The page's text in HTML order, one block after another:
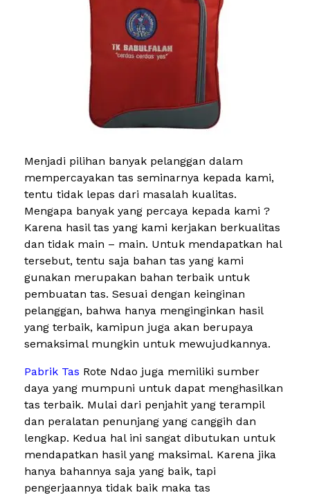
Menjadi pilihan banyak pelanggan dalam
mempercayakan tas seminarnya kepada kami,
tentu tidak lepas dari masalah kualitas.
Mengapa banyak yang percaya kepada kami ?
Karena hasil tas yang kami kerjakan berkualitas
dan tidak main – main. Untuk mendapatkan hal
tersebut, tentu saja bahan tas yang kami
gunakan merupakan bahan terbaik untuk
pembuatan tas. Sesuai dengan keinginan
pelanggan, bahwa hanya menginginkan hasil
yang terbaik, kamipun juga akan berupaya
semaksimal mungkin untuk mewujudkannya.
Pabrik Tas Rote Ndao juga memiliki sumber
daya yang mumpuni untuk dapat menghasilkan
tas terbaik. Mulai dari penjahit yang terampil
dan peralatan penunjang yang canggih dan
lengkap. Kedua hal ini sangat dibutukan untuk
mendapatkan hasil yang maksimal. Karena jika
hanya bahannya saja yang baik, tapi
pengerjaannya tidak baik maka tas